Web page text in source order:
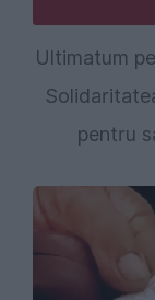
Ultimatum
pentru